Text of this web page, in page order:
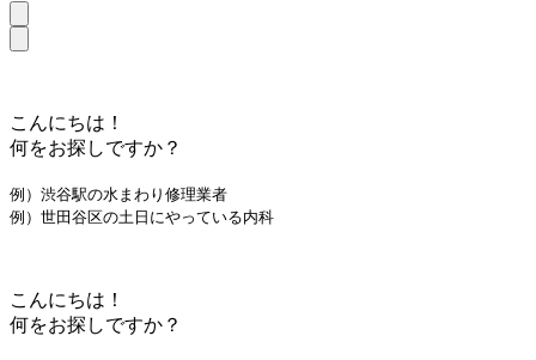
こんにちは！
何をお探しですか？
例）渋谷駅の水まわり修理業者
例）世田谷区の土日にやっている内科
こんにちは！
何をお探しですか？